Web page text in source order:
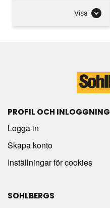
Visa
PROFIL OCH INLOGGNING
Logga in
Skapa konto
Inställningar för cookies
SOHLBERGS